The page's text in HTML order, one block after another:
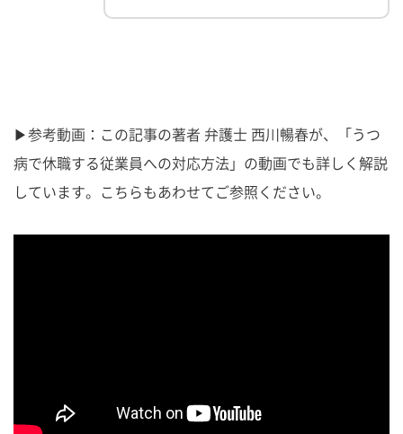
▶参考動画：この記事の著者 弁護士 西川暢春が、「うつ
病で休職する従業員への対応方法」の動画でも詳しく解説
しています。こちらもあわせてご参照ください。